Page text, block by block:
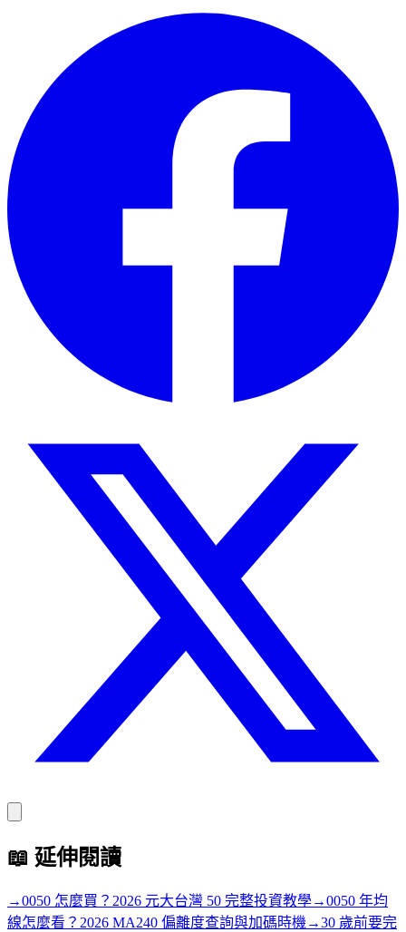
📖 延伸閱讀
→0050 怎麼買？2026 元大台灣 50 完整投資教學→0050 年均
線怎麼看？2026 MA240 偏離度查詢與加碼時機→30 歲前要完